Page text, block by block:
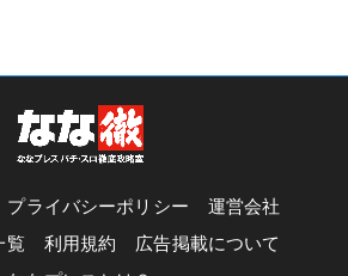
プライバシーポリシー
運営会社
覧
利用規約
広告掲載について